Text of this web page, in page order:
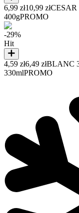
6,99 zł10,99 złCESAR
400gPROMO
-29%
Hit
4,59 zł6,49 złBLANC
330mlPROMO